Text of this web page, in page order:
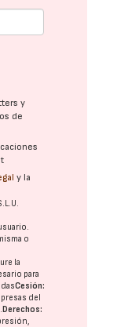
y
de
y la
o
la
para
Cesión:
del
Derechos: